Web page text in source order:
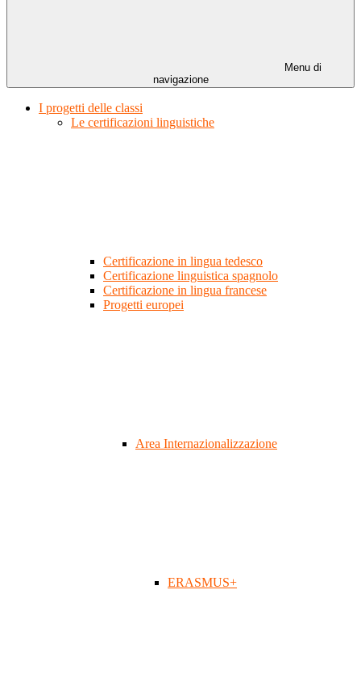
Menu di
navigazione
I progetti delle classi
Le certificazioni linguistiche
Certificazione in lingua tedesco
Certificazione linguistica spagnolo
Certificazione in lingua francese
Progetti europei
Area Internazionalizzazione
ERASMUS+